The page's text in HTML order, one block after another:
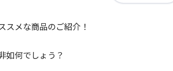
スメな商品のご紹介！
如何でしょう？